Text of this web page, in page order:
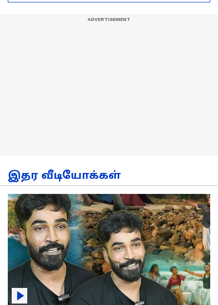
சொன்ன அட்வைஸ்!
இதர வீடியோக்கள்